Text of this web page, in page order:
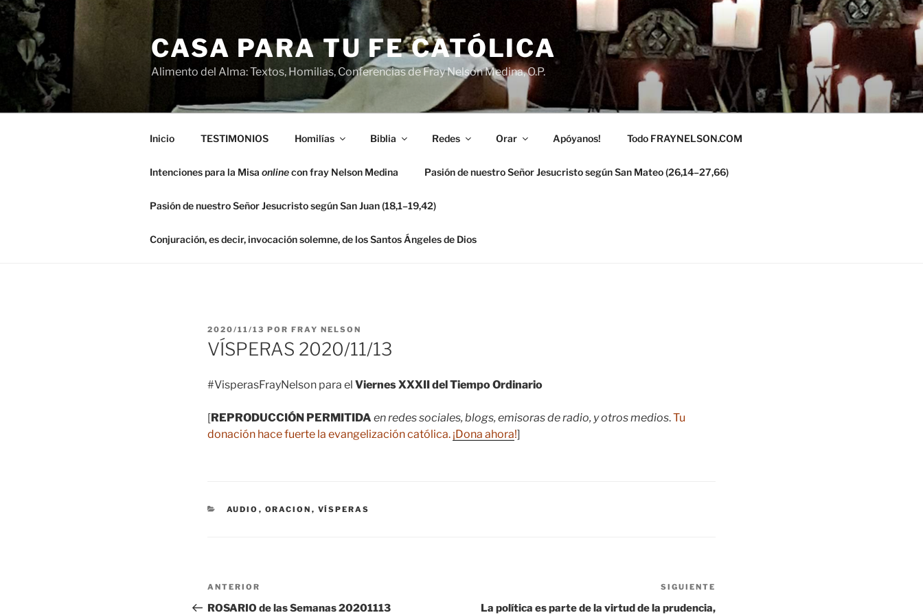
Saltar
contenido
CASA PARA TU FE CATÓLICA
Alimento del Alma: Textos, Homilias, Conferencias de Fray Nelson Medina, O.P.
Inicio TESTIMONIOS Homilías Biblia Redes Orar Apóyanos! Todo FRAYNELSON.COM
Intenciones para la Misa onlinecon fray Nelson Medina Pasión de nuestro Señor Jesucristo según San Mateo (26,14–27,66)
Pasión de nuestro Señor Jesucristo según San Juan (18,1–19,42)
Conjuración, es decir, invocación solemne, de los Santos Ángeles de Dios
PUBLICADO
EL
2020/11/13 POR FRAY NELSON
VÍSPERAS 2020/11/13
#VisperasFrayNelson para el Viernes XXXII del Tiempo Ordinario
[REPRODUCCIÓN PERMITIDA en redes sociales, blogs, emisoras de radio, y otros medios.Tu
donación hace fuerte la evangelización católica. ¡Dona ahora!]
CATEGORÍAS
AUDIO , ORACION , VÍSPERAS
Navegación
de
Entrada
anterior:
ANTERIOR
ROSARIO de las Semanas 20201113
SIGUIENTE
La política es parte de la virtud de la prudencia,